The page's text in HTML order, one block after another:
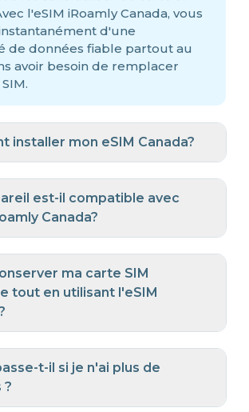
l'eSIM iRoamly Canada, vous
d'une
de données fiable partout au
avoir besoin de remplacer
installer mon eSIM Canada?
est-il compatible avec
Canada?
ma carte SIM
tout en utilisant l'eSIM
t-il si je n'ai plus de
?